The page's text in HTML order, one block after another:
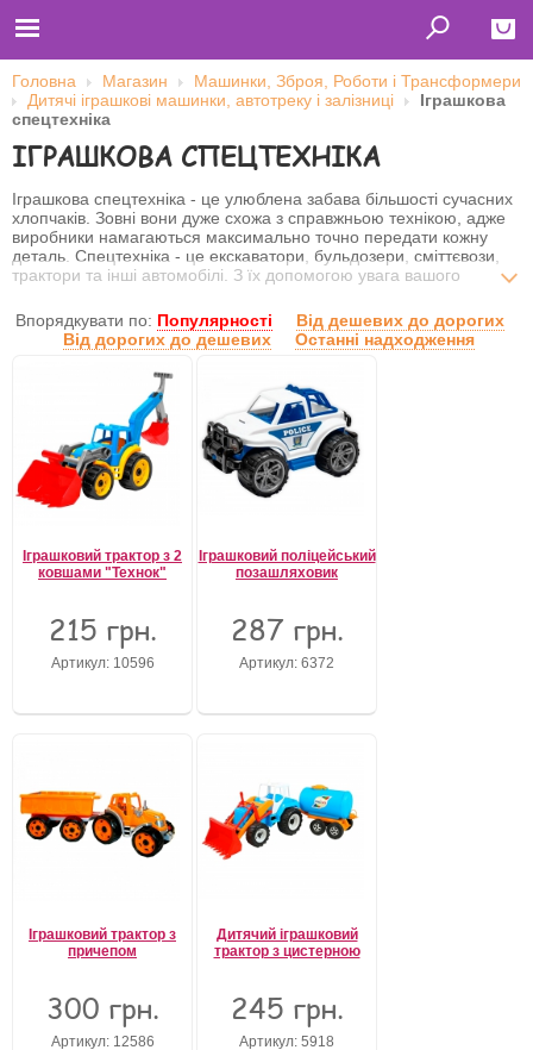
Close
Главная
Футболки
Толстовки (кенгурушки)
Свитшоты
Лонгсливы
Бейсболки
Ветровки
Оплата и доставка
Сотрудничество
Запам'ятати мене
Забули свій пароль?
Зареєструватися
Головна Магазин
Машинки, Зброя, Роботи і Трансформери
Дитячі іграшкові машинки, автотреку і залізниці
Іграшкова
спецтехніка
ІГРАШКОВА СПЕЦТЕХНІКА
Іграшкова спецтехніка - це улюблена забава більшості сучасних
хлопчаків. Зовні вони дуже схожа з справжньою технікою, адже
виробники намагаються максимально точно передати кожну
деталь. Спецтехніка - це екскаватори, бульдозери, сміттєвози,
трактори та інші автомобілі. З їх допомогою увага вашого
іграшковою спецтехнікою грати завжди дуже весело і корисно!
Впорядкувати по: Популярності
Від дешевих до дорогих
Від дорогих до дешевих
Останні надходження
Іграшковий трактор з 2
ковшами "Технок"
215 грн.
Артикул: 10596
Іграшковий поліцейський
позашляховик
287 грн.
Артикул: 6372
Іграшковий трактор з
причепом
300 грн.
Артикул: 12586
Дитячий іграшковий
трактор з цистерною
245 грн.
Артикул: 5918